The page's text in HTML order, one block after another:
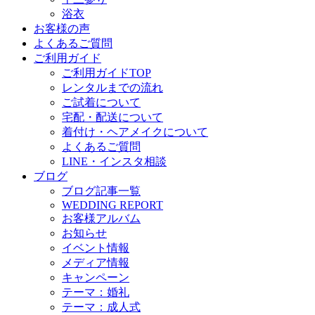
浴衣
お客様の声
よくあるご質問
ご利用ガイド
ご利用ガイドTOP
レンタルまでの流れ
ご試着について
宅配・配送について
着付け・ヘアメイクについて
よくあるご質問
LINE・インスタ相談
ブログ
ブログ記事一覧
WEDDING REPORT
お客様アルバム
お知らせ
イベント情報
メディア情報
キャンペーン
テーマ：婚礼
テーマ：成人式